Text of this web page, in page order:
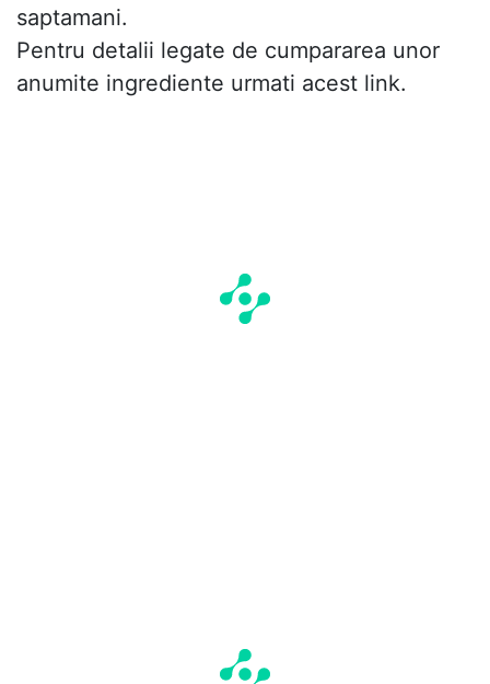
saptamani.
Pentru detalii legate de cumpararea unor
anumite ingrediente urmati acest link.